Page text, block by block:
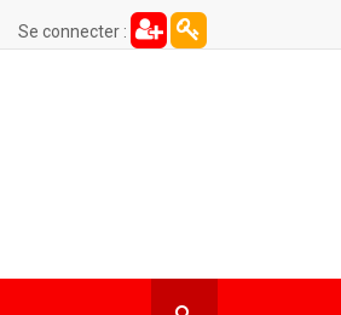
Se connecter :